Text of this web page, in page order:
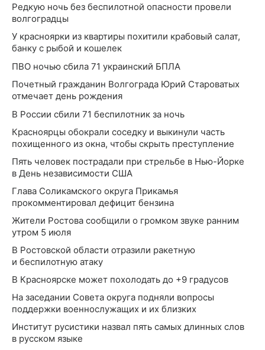
Редкую ночь без беспилотной опасности провели
волгоградцы
У красноярки из квартиры похитили крабовый салат,
банку с рыбой и кошелек
ПВО ночью сбила 71 украинский БПЛА
Почетный гражданин Волгограда Юрий Староватых
отмечает день рождения
В России сбили 71 беспилотник за ночь
Красноярцы обокрали соседку и выкинули часть
похищенного из окна, чтобы скрыть преступление
Пять человек пострадали при стрельбе в Нью-Йорке
в День независимости США
Глава Соликамского округа Прикамья
прокомментировал дефицит бензина
Жители Ростова сообщили о громком звуке ранним
утром 5 июля
В Ростовской области отразили ракетную
и беспилотную атаку
В Красноярске может похолодать до +9 градусов
На заседании Совета округа подняли вопросы
поддержки военнослужащих и их близких
Институт русистики назвал пять самых длинных слов
в русском языке